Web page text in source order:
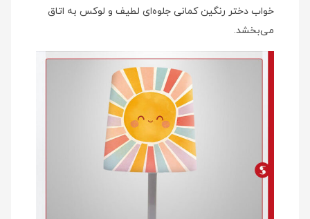
خواب دختر رنگین کمانی جلوه‌ای لطیف و لوکس به اتاق
می‌بخشد.